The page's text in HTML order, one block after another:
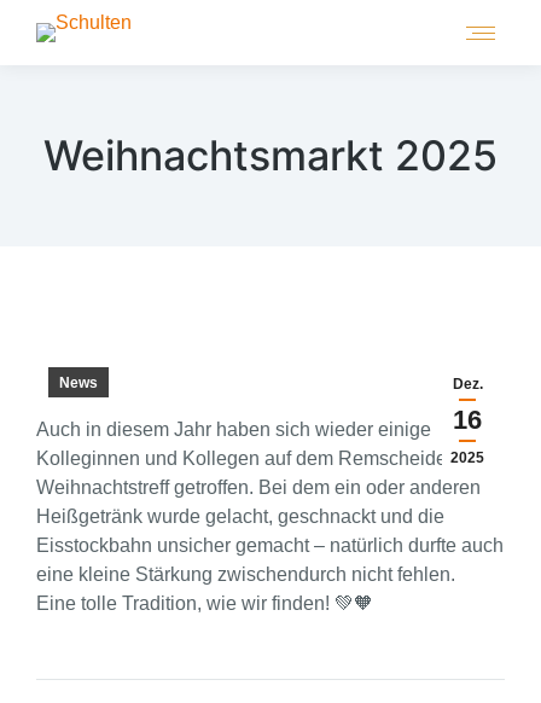
Weihnachtsmarkt 2025
Dez.
16
2025
News
Auch in diesem Jahr haben sich wieder einige
Kolleginnen und Kollegen auf dem Remscheider
Weihnachtstreff getroffen. Bei dem ein oder anderen
Heißgetränk wurde gelacht, geschnackt und die
Eisstockbahn unsicher gemacht – natürlich durfte auch
eine kleine Stärkung zwischendurch nicht fehlen.
Eine tolle Tradition, wie wir finden! 💚🧡